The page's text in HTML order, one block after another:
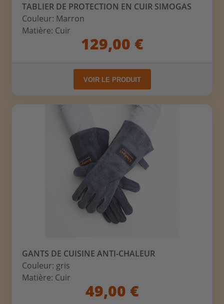
TABLIER DE PROTECTION EN CUIR SIMOGAS
Couleur: Marron
Matière: Cuir
129,00 €
VOIR LE PRODUIT
GANTS DE CUISINE ANTI-CHALEUR
Couleur: gris
Matière: Cuir
49,00 €